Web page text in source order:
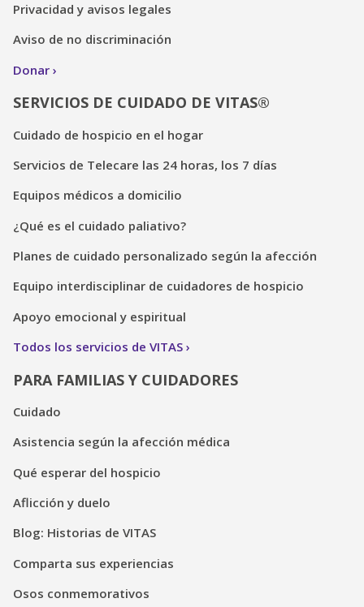
Privacidad y avisos legales
Aviso de no discriminación
Donar
SERVICIOS DE CUIDADO DE VITAS®
Cuidado de hospicio en el hogar
Servicios de Telecare las 24 horas, los 7 días
Equipos médicos a domicilio
¿Qué es el cuidado paliativo?
Planes de cuidado personalizado según la afección
Equipo interdisciplinar de cuidadores de hospicio
Apoyo emocional y espiritual
Todos los servicios de VITAS
PARA FAMILIAS Y CUIDADORES
Cuidado
Asistencia según la afección médica
Qué esperar del hospicio
Aflicción y duelo
Blog: Historias de VITAS
Comparta sus experiencias
Osos conmemorativos